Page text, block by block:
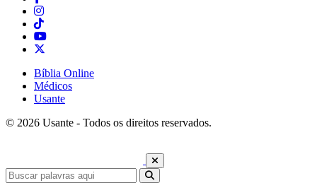
Bíblia Online
Médicos
Usante
© 2026 Usante - Todos os direitos reservados.